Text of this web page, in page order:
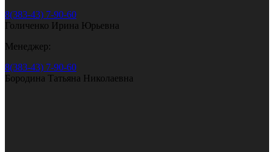
8(383-43) 7-90-60
Голиченко Ирина Юрьевна
Менеджер:
8(383-43) 7-90-60
Бородина Татьяна Николаевна